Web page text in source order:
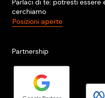
Parlaci di te: potresti
cerchiamo
Posizioni aperte
Partnership